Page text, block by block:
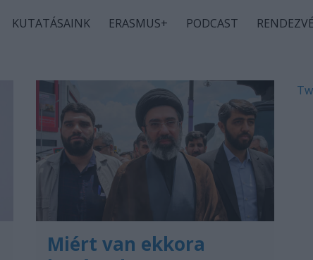
KUTATÁSAINK ERASMUS+ PODCAST
Miért van ekkora